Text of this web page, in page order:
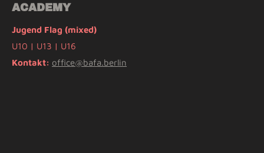
ACADEMY
Jugend Flag (mixed)
U10 | U13 | U16
Kontakt: office@bafa.berlin